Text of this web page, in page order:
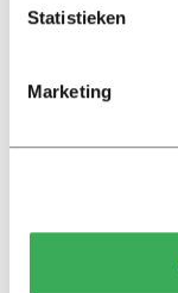
Statistieken
Marketing